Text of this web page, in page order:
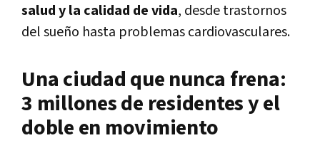
salud y la calidad de vida, desde trastornos
del sueño hasta problemas cardiovasculares.
Una ciudad que nunca frena:
3 millones de residentes y el
doble en movimiento